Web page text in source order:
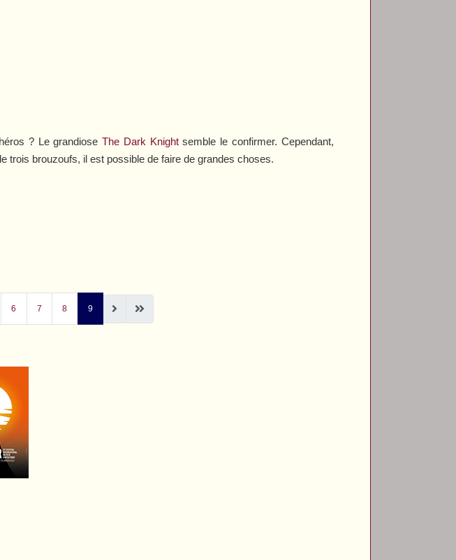
? Le grandioseThe Dark Knightsemble le confirmer. Cependant,
trois brouzoufs, il est possible de faire de grandes choses.
6 7 8 9